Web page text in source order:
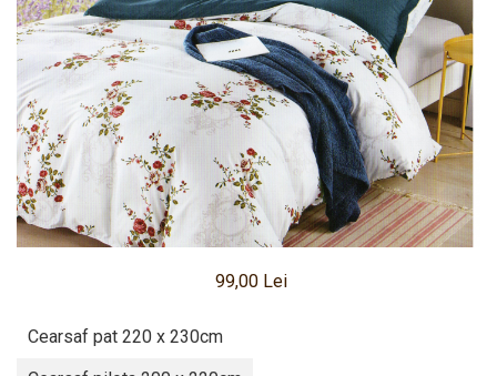
Pritectii saltele Matlasate
Cearsafuri si Fete de Perne
Fete de masa
99,00 Lei
Cearsaf pat 220 x 230cm